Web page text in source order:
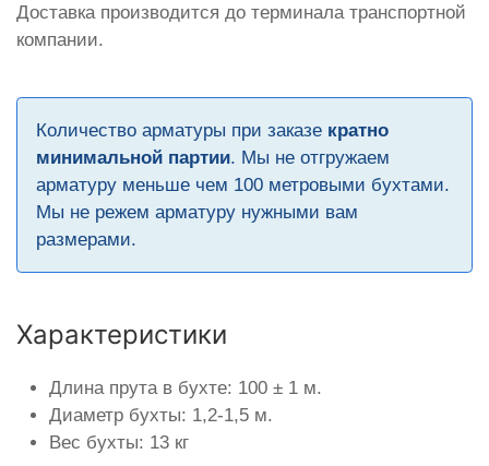
Доставка производится до терминала транспортной
компании.
Количество арматуры при заказе кратно
минимальной партии. Мы не отгружаем
арматуру меньше чем 100 метровыми бухтами.
Мы не режем арматуру нужными вам
размерами.
Характеристики
Длина прута в бухте: 100 ± 1 м.
Диаметр бухты: 1,2-1,5 м.
Вес бухты: 13 кг